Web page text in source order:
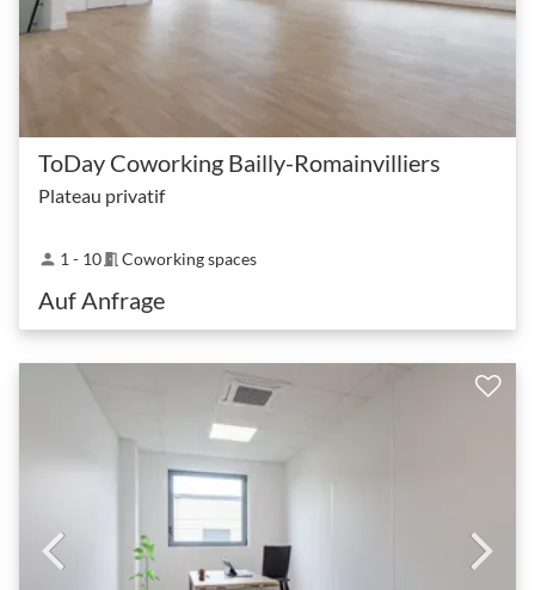
ToDay Coworking Bailly-Romainvilliers
Plateau privatif
person 1 - 10meeting_room Coworking spaces
Auf Anfrage